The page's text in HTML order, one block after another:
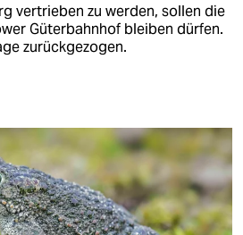
vertrieben zu werden, sollen die
Güterbahnhof bleiben dürfen.
zurückgezogen.